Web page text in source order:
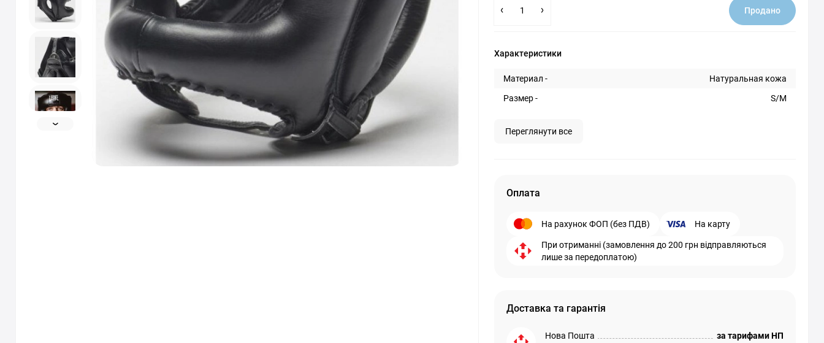
Продано
Характеристики
Материал -
Натуральная кожа
Размер -
S/M
Переглянути все
Оплата
На рахунок ФОП (без ПДВ) На карту
При отриманні (замовлення до 200 грн відправляються
лише за передоплатою)
Доставка та гарантія
Нова Пошта за тарифами НП